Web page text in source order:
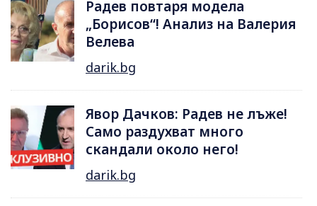
Радев повтаря модела
„Борисов“! Анализ на Валерия
Велева
darik.bg
Явор Дачков: Радев не лъже!
Само раздухват много
скандали около него!
darik.bg